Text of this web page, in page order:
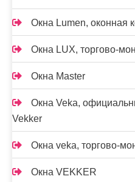
Окна Lumen, оконная
Окна LUX, торгово-
Окна Master
Окна Veka,
Vekker
Окна veka, торгово-
Окна VEKKER